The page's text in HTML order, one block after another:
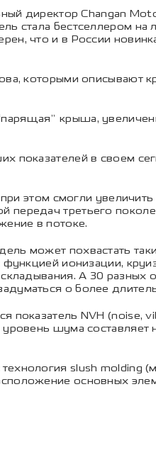
директор Changan
стала бестселлером на
что и в России
которыми описывают
крыша,
показателей в своем
этом смогли
передач третьего
в потоке.
может похвастать
ионизации,
А 30 разных
о более
показатель NVH (noise,
шума составляет
slush molding
основных